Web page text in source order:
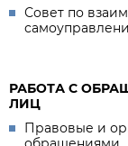
Совет по
РАБОТА С
ЛИЦ
Правовые и